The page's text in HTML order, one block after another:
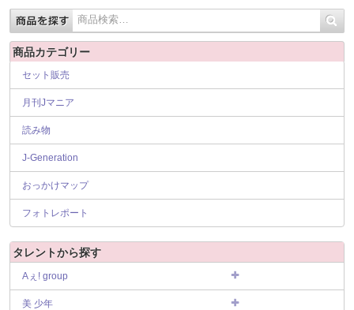
商品カテゴリー
セット販売
月刊Jマニア
読み物
J-Generation
おっかけマップ
フォトレポート
タレントから探す
Aぇ! group
美 少年